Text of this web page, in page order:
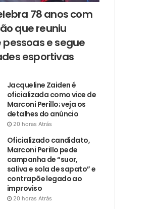
78 anos com
que reuniu
e segue
esportivas
Jacqueline Zaiden é
oficializada como vice de
Marconi Perillo; veja os
detalhes do anúncio
20 horas Atrás
Oficializado candidato,
Marconi Perillo pede
campanha de “suor,
saliva e sola de sapato” e
contrapõe legado ao
improviso
20 horas Atrás